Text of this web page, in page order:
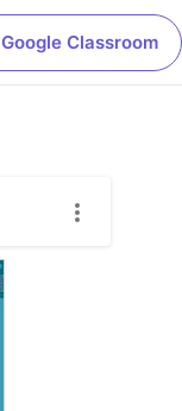
Google Classroom